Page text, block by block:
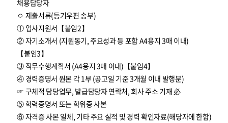
채용담당자
ㅇ 제출서류(등기우편 송부)
① 입사지원서【붙임2】
② 자기소개서 (지원동기, 주요성과 등 포함 A4용지 3매 이내)
【붙임3】
③ 직무수행계획서 (A4용지 3매 이내)【붙임4】
④ 경력증명서 원본 각 1부 (공고일 기준 3개월 이내 발행분)
☞ 구체적 담당업무, 발급담당자 연락처, 회사 주소 기재 必
⑤ 학력증명서 또는 학위증 사본
⑥ 자격증 사본 일체, 기타 주요 실적 및 경력 확인자료(해당자에 한함)